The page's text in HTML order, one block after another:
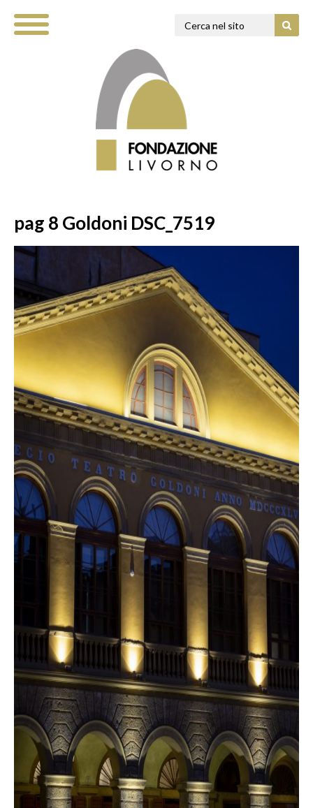
pag 8 Goldoni DSC_7519